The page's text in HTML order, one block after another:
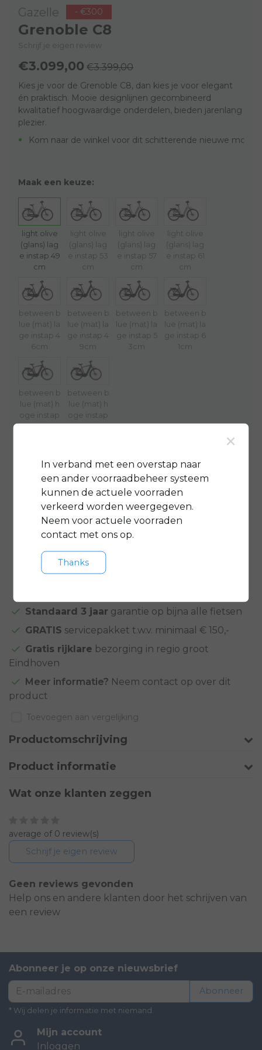
Gazelle - €300
Grenoble C8
Schrijf je eigen review
€3.099,00 €3.399,00
Kies je voor de Grenoble C8, dan kies je voor elegant
én praktisch. Mooie designlijnen gecombineerd
kwalitatief hoogwaardige onderdelen, bieden jarenlang
plezier.
Kom naar de winkel voor dit schitterende nieuwe model!
Maak een keuze:
light olive
(glans) lag
e instap 49
cm
light olive
(glans) lag
e instap 53
cm
light olive
(glans) lag
e instap 57
cm
light olive
(glans) lag
e instap 61
cm
between b
lue (mat) la
ge instap 4
6cm
between b
lue (mat) la
ge instap 4
9cm
between b
lue (mat) la
ge instap 5
3cm
between b
lue (mat) la
ge instap 6
1cm
between b
lue (mat) h
oge instap
57cm
between b
lue (mat) h
oge instap
61cm
Op voorraad (1) 1-4 werkdagen
Toevoegen aan winkelwagen
Aan verlanglijst toevoegen
Standaard 3 jaar garantie op bijna alle fietsen
GRATIS servicepakket t.w.v. minimaal € 150,-
Gratis rijklare bezorging in regio groot
Eindhoven
Meer informatie? Neem contact op over dit
product
Toevoegen aan vergelijking
Productomschrijving
Product informatie
Wat onze klanten zeggen
average of 0 review(s)
Schrijf je eigen review
Geen reviews gevonden
Help ons en andere klanten door het schrijven van
een review
Abonneer je op onze nieuwsbrief
Abonneer
* Wij delen je informatie met niemand.
Mijn account
Inloggen
×
In verband met een overstap naar
een ander voorraadbeheer systeem
kunnen de actuele voorraden
verkeerd worden weergegeven.
Neem voor actuele voorraden
contact met ons op.
Thanks